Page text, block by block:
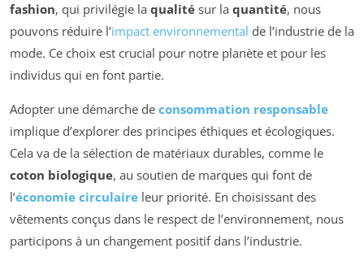
fashion, qui privilégie la qualité sur la quantité, nous
pouvons réduire l’impact environnemental de l’industrie de la
mode. Ce choix est crucial pour notre planète et pour les
individus qui en font partie.
Adopter une démarche de consommation responsable
implique d’explorer des principes éthiques et écologiques.
Cela va de la sélection de matériaux durables, comme le
coton biologique, au soutien de marques qui font de
l’économie circulaire leur priorité. En choisissant des
vêtements conçus dans le respect de l’environnement, nous
participons à un changement positif dans l’industrie.